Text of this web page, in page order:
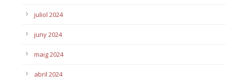
juliol 2024
juny 2024
maig 2024
abril 2024